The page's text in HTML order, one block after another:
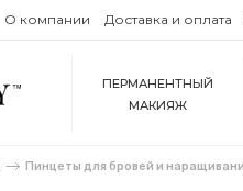
О компании Доставка и оплата
ПЕРМАНЕНТНЫЙ
МАКИЯЖ
Пинцеты для бровей и